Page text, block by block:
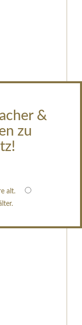
&
zu
alt.